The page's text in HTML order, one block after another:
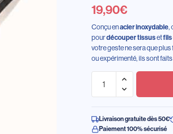
19,90€
Conçu enacier inoxydable,
pourdécouper tissusetfils
votre geste ne sera que
ou expérimenté, ils sont
Livraison gratuite dès 50€
Paiement 100% sécurisé